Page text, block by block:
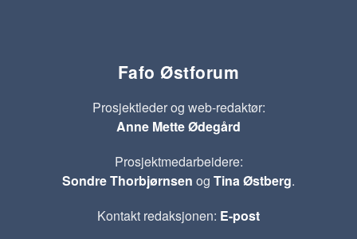
Fafo Østforum
Prosjektleder og web-redaktør:
Anne Mette Ødegård
Prosjektmedarbeidere:
Sondre Thorbjørnsen og Tina Østberg.
Kontakt redaksjonen: E-post